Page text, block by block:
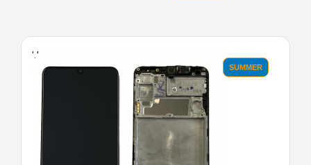
'.'
SUMMER